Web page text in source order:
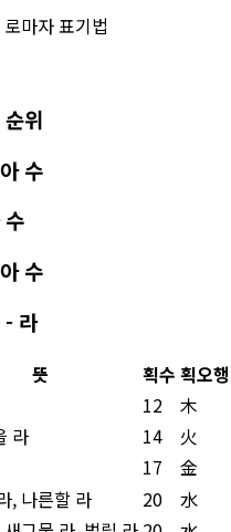
마자 표기법
위
수
수
수
- 라
뜻 획수 획오행
12 木
라 14 火
17 金
, 나른할 라 20 水